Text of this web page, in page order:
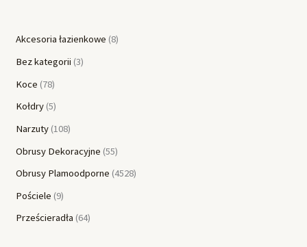
Akcesoria łazienkowe 8
Bez kategorii 3
Koce 78
Kołdry 5
Narzuty 108
Obrusy Dekoracyjne 55
Obrusy Plamoodporne 4528
Pościele 9
Prześcieradła 64